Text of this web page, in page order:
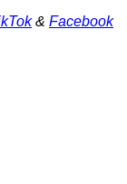
& Facebook